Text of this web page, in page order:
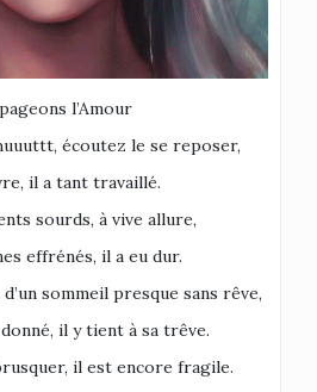
l’Amour
écoutez le se reposer,
il a tant travaillé.
sourds, à vive allure,
effrénés, il a eu dur.
sommeil presque sans rêve,
il y tient à sa trêve.
il est encore fragile.